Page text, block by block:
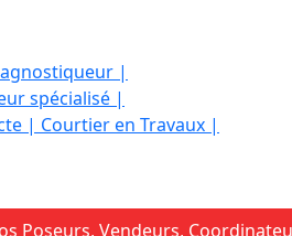
|
spécialisé |
| Courtier en Travaux |
Poseurs, Vendeurs,